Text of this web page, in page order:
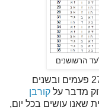
הרשושנים
לפי הטבלה רואים שהפסוק נקרא לפחות 27 פעמים ובשנים
קורבן
שאנו עושים בכל יום,